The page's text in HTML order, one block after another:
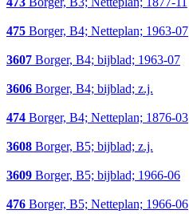
475 Borger, B4; Netteplan; 1963-07
3607 Borger, B4; bijblad; 1963-07
3606 Borger, B4; bijblad; z.j.
474 Borger, B4; Netteplan; 1876-03
3608 Borger, B5; bijblad; z.j.
3609 Borger, B5; bijblad; 1966-06
476 Borger, B5; Netteplan; 1966-06